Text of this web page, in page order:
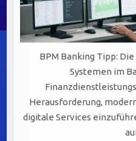
BPM Banking Tipp:
Systemen im
Herausforderung,
digitale Services